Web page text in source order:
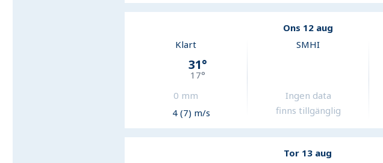
Ons 12 aug
Klart
31°
17°
0 mm
4 (7) m/s
SMHI
Ingen data
finns tillgänglig
Tor 13 aug